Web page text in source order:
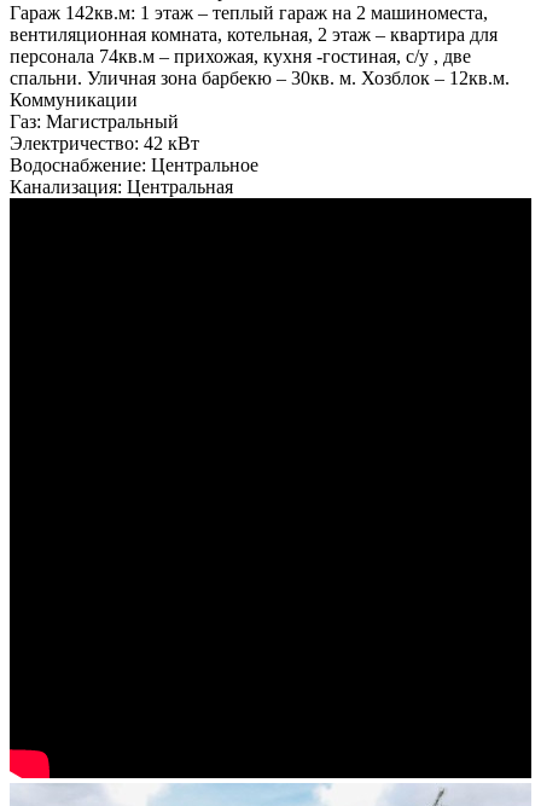
Гараж 142кв.м: 1 этаж – теплый гараж на 2 машиноместа,
вентиляционная комната, котельная, 2 этаж – квартира для
персонала 74кв.м – прихожая, кухня -гостиная, с/у , две
спальни. Уличная зона барбекю – 30кв. м. Хозблок – 12кв.м.
Коммуникации
Газ: Магистральный
Электричество: 42 кВт
Водоснабжение: Центральное
Канализация: Центральная